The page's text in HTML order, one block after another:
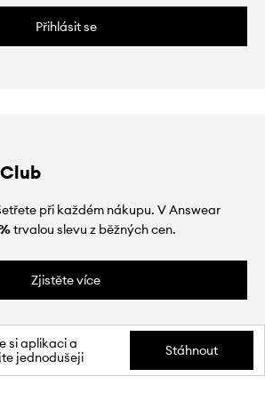
Přihlásit se
při každém nákupu. V Answear
trvalou slevu z běžných cen.
Zjistěte více
si aplikaci a
jednodušeji
Stáhnout